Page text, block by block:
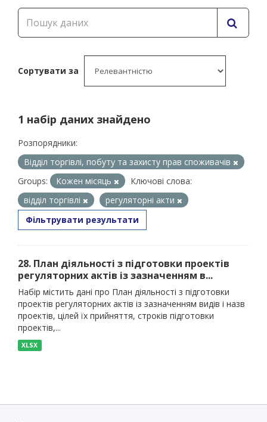
Сортувати за
1 набір даних знайдено
Розпорядники:
Відділ торгівлі, побуту та захисту прав споживачів
Groups:
Кожен місяць
Ключові слова:
відділ торгівлі
регуляторні акти
Фільтрувати результати
28. План діяльності з підготовки проектів
регуляторних актів із зазначенням в...
Набір містить дані про План діяльності з підготовки
проектів регуляторних актів із зазначенням видів і назв
проектів, цілей їх прийняття, строків підготовки
проектів,...
XLSX